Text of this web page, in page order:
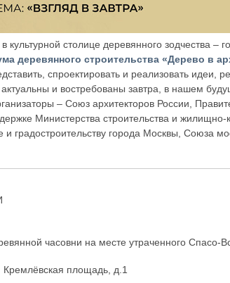
столице деревянного зодчества –
деревянного строительства «Дерево в
спроектировать и реализовать идеи,
и востребованы завтра, в нашем
– Союз архитекторов России,
Министерства строительства и
и градостроительству города Москвы, Союза
часовни на месте утраченного Спасо-
площадь, д.1